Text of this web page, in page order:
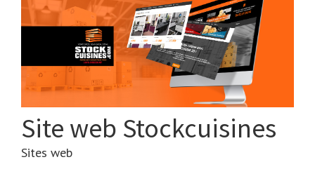
Site web Stockcuisines
Sites web